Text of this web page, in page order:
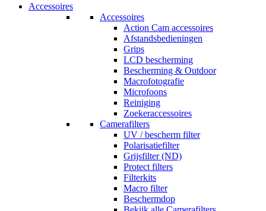
Accessoires
Accessoires
Action Cam accessoires
Afstandsbedieningen
Grips
LCD bescherming
Bescherming & Outdoor
Macrofotografie
Microfoons
Reiniging
Zoekeraccessoires
Camerafilters
UV / bescherm filter
Polarisatiefilter
Grijsfilter (ND)
Protect filters
Filterkits
Macro filter
Beschermdop